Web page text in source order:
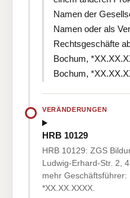
Namen der
Namen oder als
Rechtsgeschäfte
Bochum,
Bochum,
VERÄNDERUNGEN
HRB 10129
HRB 10129: ZGS
Ludwig-Erhard-Str. 2,
mehr Geschäftsführer:
*XX.XX.XXXX.